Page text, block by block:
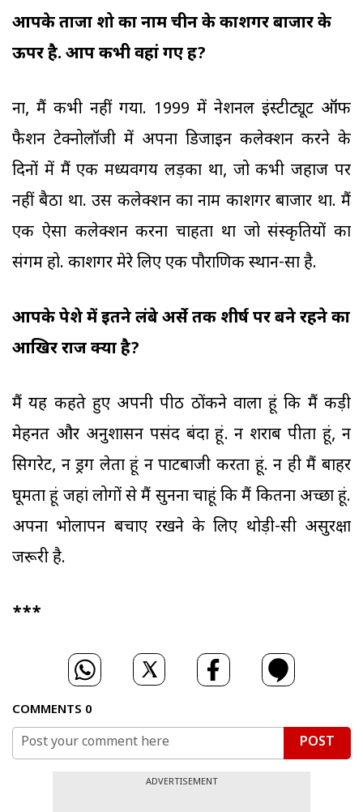
आपके ताजा शो का नाम चीन के काशगर बाजार के
ऊपर है. आप कभी वहां गए हैं?
ना, मैं कभी नहीं गया. 1999 में नेशनल इंस्टीट्यूट ऑफ
फैशन टेक्नोलॉजी में अपना डिजाइन कलेक्शन करने के
दिनों में मैं एक मध्यवर्गीय लड़का था, जो कभी जहाज पर
नहीं बैठा था. उस कलेक्शन का नाम काशगर बाजार था. मैं
एक ऐसा कलेक्शन करना चाहता था जो संस्कृतियों का
संगम हो. काशगर मेरे लिए एक पौराणिक स्थान-सा है.
आपके पेशे में इतने लंबे अर्से तक शीर्ष पर बने रहने का
आखिर राज क्या है?
मैं यह कहते हुए अपनी पीठ ठोंकने वाला हूं कि मैं कड़ी
मेहनत और अनुशासन पसंद बंदा हूं. न शराब पीता हूं, न
सिगरेट, न ड्रग लेता हूं न पार्टीबाजी करता हूं. न ही मैं बाहर
घूमता हूं जहां लोगों से मैं सुनना चाहूं कि मैं कितना अच्छा हूं.
अपना भोलापन बचाए रखने के लिए थोड़ी-सी असुरक्षा
जरूरी है.
***
COMMENTS 0
POST
ADVERTISEMENT